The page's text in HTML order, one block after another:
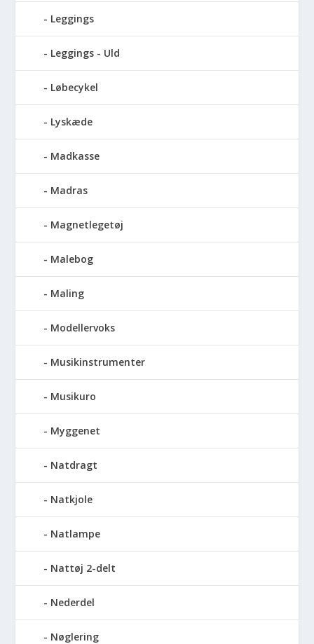
Leggings
Leggings - Uld
Løbecykel
Lyskæde
Madkasse
Madras
Magnetlegetøj
Malebog
Maling
Modellervoks
Musikinstrumenter
Musikuro
Myggenet
Natdragt
Natkjole
Natlampe
Nattøj 2-delt
Nederdel
Nøglering